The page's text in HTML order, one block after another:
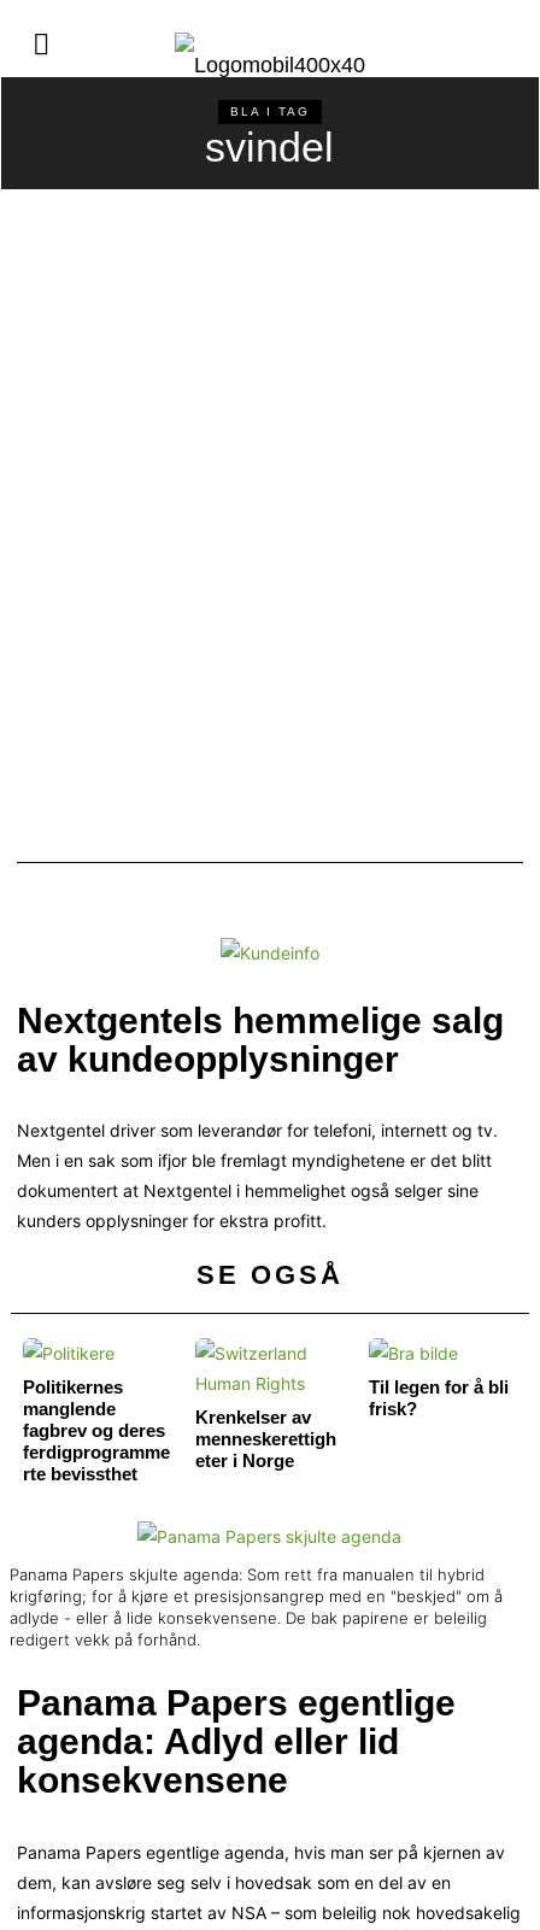
BLA I TAG
svindel
Nextgentels hemmelige salg
av kundeopplysninger
Nextgentel driver som leverandør for telefoni, internett og tv.
Men i en sak som ifjor ble fremlagt myndighetene er det blitt
dokumentert at Nextgentel i hemmelighet også selger sine
kunders opplysninger for ekstra profitt.
SE OGSÅ
Politikernes
manglende
fagbrev og deres
ferdigprogramme
rte bevissthet
Krenkelser av
menneskerettigh
eter i Norge
Til legen for å bli
frisk?
Panama Papers skjulte agenda: Som rett fra manualen til hybrid
krigføring; for å kjøre et presisjonsangrep med en "beskjed" om å
adlyde - eller å lide konsekvensene. De bak papirene er beleilig
redigert vekk på forhånd.
Panama Papers egentlige
agenda: Adlyd eller lid
konsekvensene
Panama Papers egentlige agenda, hvis man ser på kjernen av
dem, kan avsløre seg selv i hovedsak som en del av en
informasjonskrig startet av NSA – som beleilig nok hovedsakelig